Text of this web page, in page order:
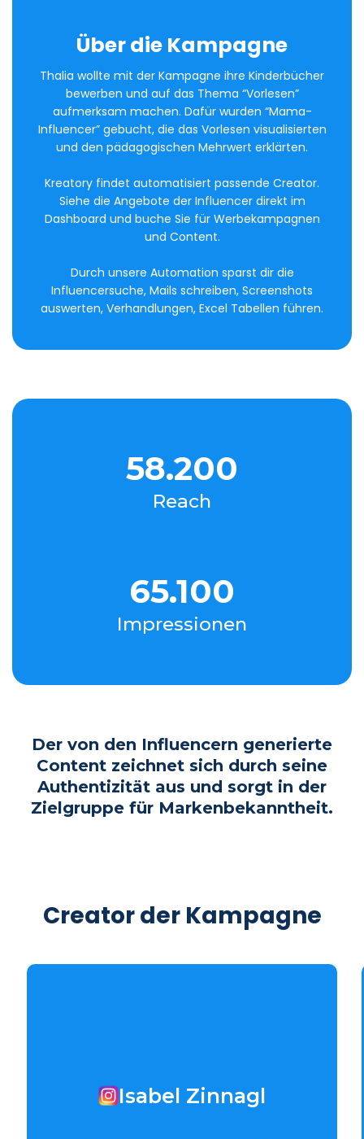
Über die Kampagne
Thalia wollte mit der Kampagne ihre Kinderbücher
bewerben und auf das Thema “Vorlesen”
aufmerksam machen. Dafür wurden “Mama-
Influencer” gebucht, die das Vorlesen visualisierten
und den pädagogischen Mehrwert erklärten.
Kreatory findet automatisiert passende Creator.
Siehe die Angebote der Influencer direkt im
Dashboard und buche Sie für Werbekampagnen
und Content.
Durch unsere Automation sparst dir die
Influencersuche, Mails schreiben, Screenshots
auswerten, Verhandlungen, Excel Tabellen führen.
58.200
Reach
65.100
Impressionen
Der von den Influencern generierte
Content zeichnet sich durch seine
Authentizität aus und sorgt in der
Zielgruppe für Markenbekanntheit.
Creator der Kampagne
Isabel Zinnagl